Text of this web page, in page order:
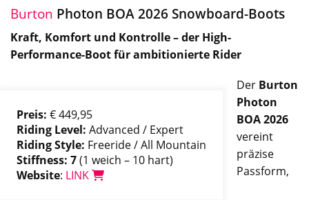
Burton Photon BOA 2026 Snowboard-Boots
Kraft, Komfort und Kontrolle – der High-
Performance-Boot für ambitionierte Rider
Preis: € 449,95
Riding Level: Advanced / Expert
Riding Style: Freeride / All Mountain
Stiffness: 7(1 weich – 10 hart)
Website: LINK
Der Burton
Photon
BOA 2026
vereint
präzise
Passform,